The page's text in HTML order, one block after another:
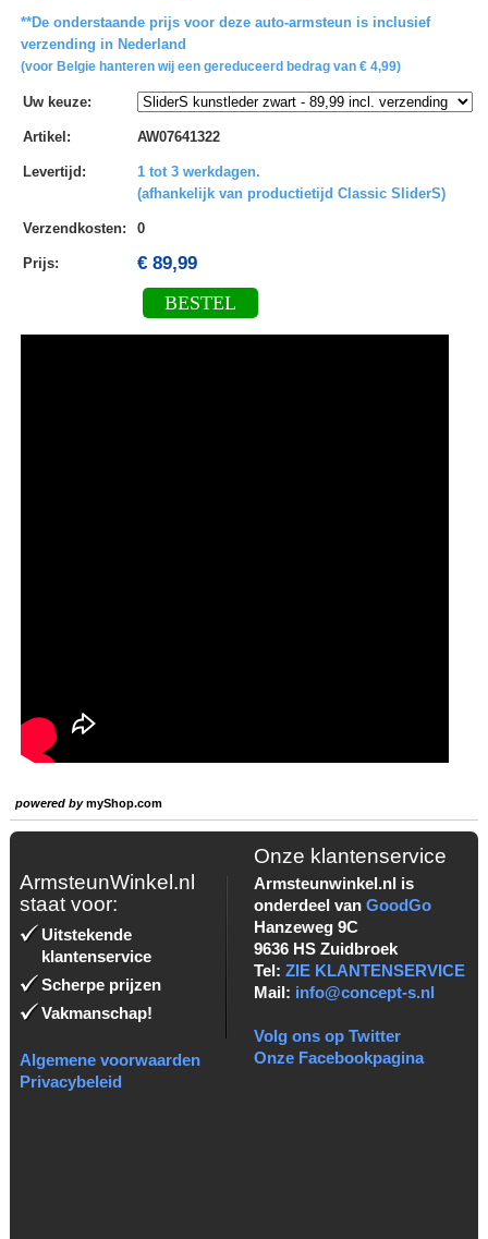
**De onderstaande prijs voor deze auto-armsteun is inclusief
verzending in Nederland
(voor Belgie hanteren wij een gereduceerd bedrag van € 4,99)
Uw keuze:
Artikel : AW07641322
Levertijd :
1 tot 3 werkdagen.
(afhankelijk van productietijd Classic SliderS)
Verzendkosten: 0
Prijs: € 89,99
BESTEL
powered bymyShop.com
ArmsteunWinkel.nl
staat voor:
Uitstekende
klantenservice
Scherpe prijzen
Vakmanschap!
Algemene voorwaarden
Privacybeleid
Onze klantenservice
Armsteunwinkel.nl is
onderdeel van GoodGo
Hanzeweg 9C
9636 HS Zuidbroek
Tel: ZIE KLANTENSERVICE
Mail: info@concept-s.nl
Volg ons op Twitter
Onze Facebookpagina